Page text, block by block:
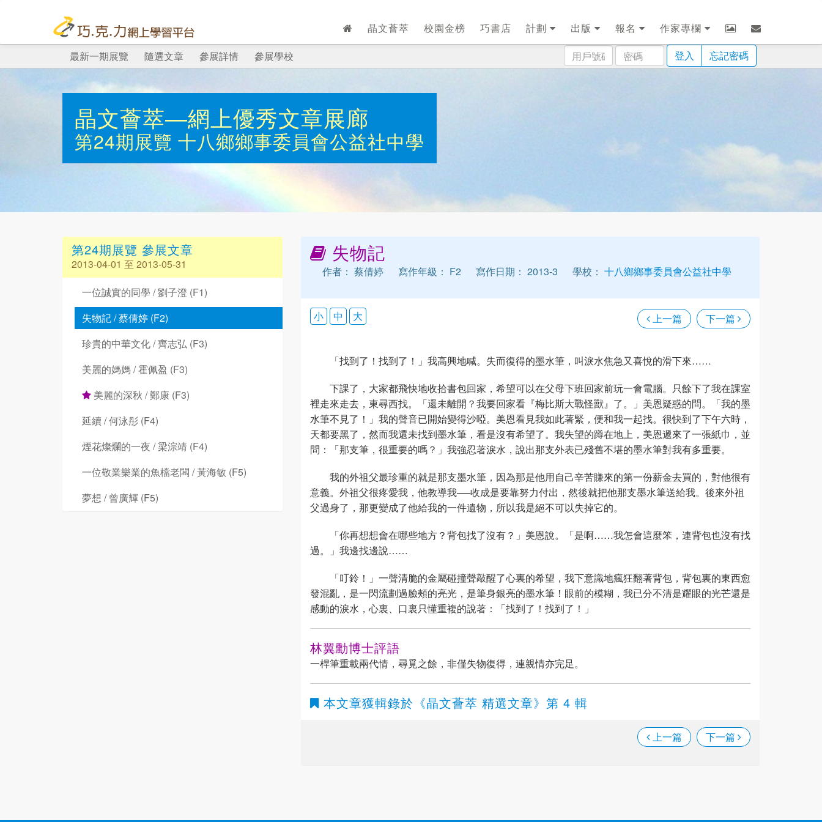
晶文薈萃 校園金榜 巧書店 計劃 出版 報名
作家專欄
用
戶
密
碼
登入 忘記密碼
最新一期展覽 隨選文章 參展詳情 參展學校
晶文薈萃—網上優秀文章展廊
第24期展覽 十八鄉鄉事委員會公益社中學
第24期展覽 參展文章
2013-04-01 至 2013-05-31
一位誠實的同學 / 劉子澄 (F1)
失物記 / 蔡倩婷 (F2)
珍貴的中華文化 / 齊志弘 (F3)
美麗的媽媽 / 霍佩盈 (F3)
美麗的深秋 / 鄭康 (F3)
延續 / 何泳彤 (F4)
煙花燦爛的一夜 / 梁淙靖 (F4)
一位敬業樂業的魚檔老闆 / 黃海敏 (F5)
夢想 / 曾廣輝 (F5)
失物記
作者： 蔡倩婷 寫作年級： F2 寫作日期： 2013-3 學校： 十八鄉鄉事委員會公益社中學
上一篇 下一篇
小 中 大
「找到了！找到了！」我高興地喊。失而復得的墨水筆，叫淚水焦急又喜悅的滑下來……
下課了，大家都飛快地收拾書包回家，希望可以在父母下班回家前玩一會電腦。只餘下了我在課室
裡走來走去，東尋西找。「還未離開？我要回家看『梅比斯大戰怪獸』了。」美恩疑惑的問。「我的墨
水筆不見了！」我的聲音已開始變得沙啞。美恩看見我如此著緊，便和我一起找。很快到了下午六時，
天都要黑了，然而我還未找到墨水筆，看是沒有希望了。我失望的蹲在地上，美恩遞來了一張紙巾，並
問：「那支筆，很重要的嗎？」我強忍著淚水，說出那支外表已殘舊不堪的墨水筆對我有多重要。
我的外祖父最珍重的就是那支墨水筆，因為那是他用自己辛苦賺來的第一份薪金去買的，對他很有
意義。外祖父很疼愛我，他教導我──收成是要靠努力付出，然後就把他那支墨水筆送給我。後來外祖
父過身了，那更變成了他給我的一件遺物，所以我是絕不可以失掉它的。
「你再想想會在哪些地方？背包找了沒有？」美恩說。「是啊……我怎會這麼笨，連背包也沒有找
過。」我邊找邊說……
「叮鈴！」一聲清脆的金屬碰撞聲敲醒了心裏的希望，我下意識地瘋狂翻著背包，背包裏的東西愈
發混亂，是一閃流劃過臉頰的亮光，是筆身銀亮的墨水筆！眼前的模糊，我已分不清是耀眼的光芒還是
感動的淚水，心裏、口裏只懂重複的說著：「找到了！找到了！」
林翼勳博士評語
一桿筆重載兩代情，尋覓之餘，非僅失物復得，連親情亦完足。
本文章獲輯錄於 《晶文薈萃 精選文章》 第 4 輯
上一篇 下一篇